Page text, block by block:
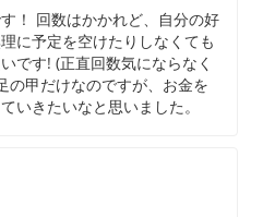
！ 回数はかかれど、自分の好
に予定を空けたりしなくても
です! (正直回数気にならなく
の甲だけなのですが、お金を
いきたいなと思いました。